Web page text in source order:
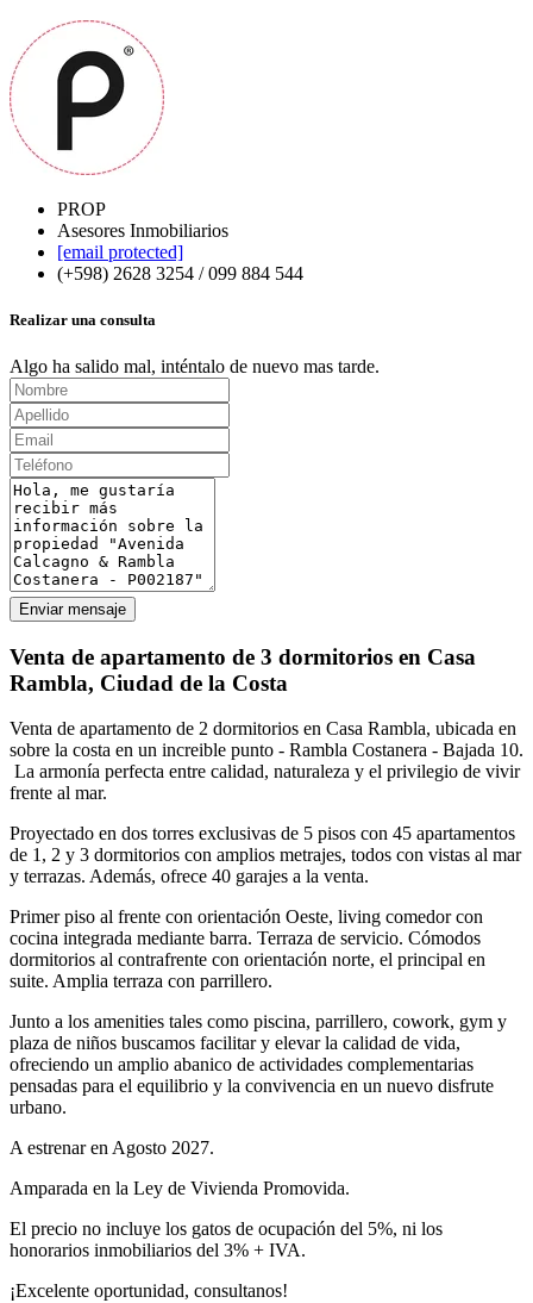
PROP
Asesores Inmobiliarios
[email protected]
(+598) 2628 3254 / 099 884 544
Realizar una consulta
Algo ha salido mal, inténtalo de nuevo mas tarde.
Enviar mensaje
Venta de apartamento de 3 dormitorios en Casa
Rambla, Ciudad de la Costa
Venta de apartamento de 2 dormitorios en Casa Rambla, ubicada en
sobre la costa en un increible punto - Rambla Costanera - Bajada 10.
La armonía perfecta entre calidad, naturaleza y el privilegio de vivir
frente al mar.
Proyectado en dos torres exclusivas de 5 pisos con 45 apartamentos
de 1, 2 y 3 dormitorios con amplios metrajes, todos con vistas al mar
y terrazas. Además, ofrece 40 garajes a la venta.
Primer piso al frente con orientación Oeste, living comedor con
cocina integrada mediante barra. Terraza de servicio. Cómodos
dormitorios al contrafrente con orientación norte, el principal en
suite. Amplia terraza con parrillero.
Junto a los amenities tales como piscina, parrillero, cowork, gym y
plaza de niños buscamos facilitar y elevar la calidad de vida,
ofreciendo un amplio abanico de actividades complementarias
pensadas para el equilibrio y la convivencia en un nuevo disfrute
urbano.
A estrenar en Agosto 2027.
Amparada en la Ley de Vivienda Promovida.
El precio no incluye los gatos de ocupación del 5%, ni los
honorarios inmobiliarios del 3% + IVA.
¡Excelente oportunidad, consultanos!